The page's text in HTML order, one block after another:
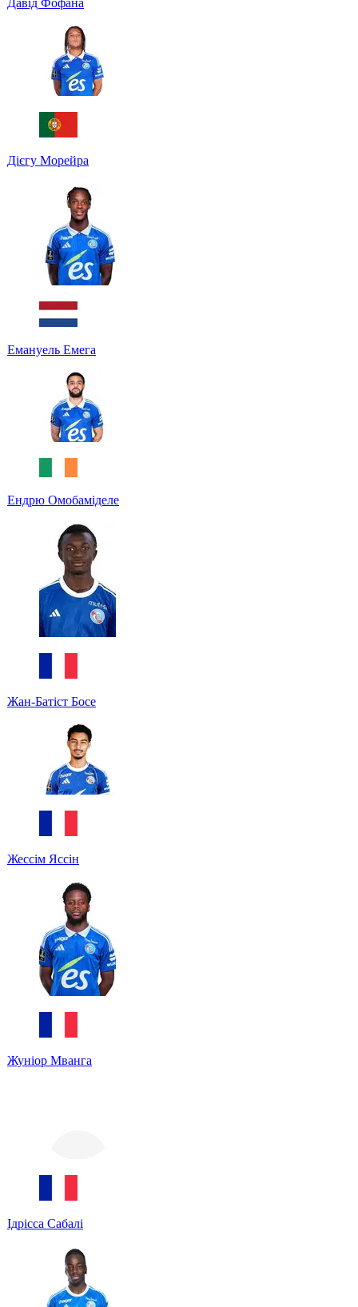
Давід Фофана
Дієгу Морейра
Емануель Емега
Ендрю Омобаміделе
Жан-Батіст Босе
Жессім Яссін
Жуніор Мванга
Ідрісса Сабалі